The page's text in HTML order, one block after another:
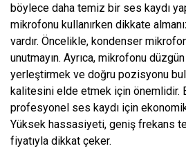
böylece daha temiz bir ses kaydı
mikrofonu kullanırken dikkate
vardır. Öncelikle, kondenser
unutmayın. Ayrıca, mikrofonu
yerleştirmek ve doğru pozisyonu
kalitesini elde etmek için önemlidir.
profesyonel ses kaydı için
Yüksek hassasiyeti, geniş frekans
fiyatıyla dikkat çeker.